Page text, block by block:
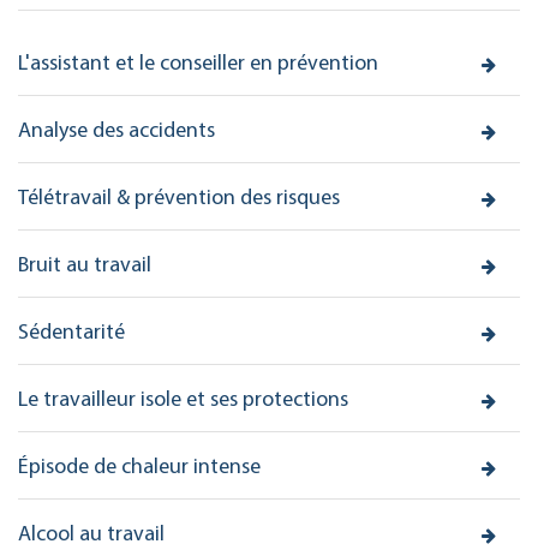
L'assistant et le conseiller en prévention
Analyse des accidents
Télétravail & prévention des risques
Bruit au travail
Sédentarité
Le travailleur isole et ses protections
Épisode de chaleur intense
Alcool au travail